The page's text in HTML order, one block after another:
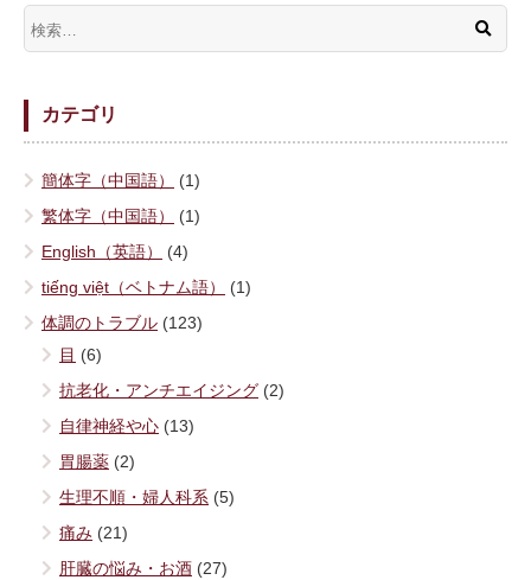
カテゴリ
簡体字（中国語）
(1)
繁体字（中国語）
(1)
English（英語）
(4)
tiếng việt（ベトナム語）
(1)
体調のトラブル (123)
目 (6)
抗老化・アンチエイジング (2)
自律神経や心 (13)
胃腸薬 (2)
生理不順・婦人科系 (5)
痛み (21)
肝臓の悩み・お酒 (27)